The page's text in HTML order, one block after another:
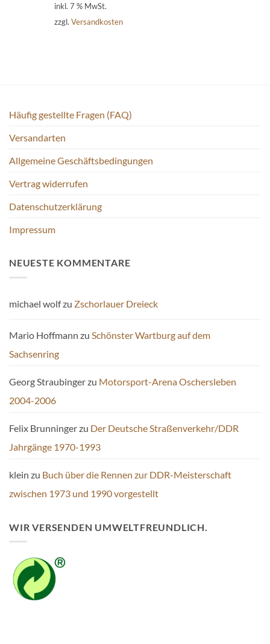
inkl. 7 % MwSt.
zzgl. Versandkosten
Häufig gestellte Fragen (FAQ)
Versandarten
Allgemeine Geschäftsbedingungen
Vertrag widerrufen
Datenschutzerklärung
Impressum
NEUESTE KOMMENTARE
michael wolfzu Zschorlauer Dreieck
Mario Hoffmann zu Schönster Wartburg auf dem
Sachsenring
Georg Straubingerzu Motorsport-Arena Oschersleben
2004-2006
Felix Brunningerzu Der Deutsche Straßenverkehr/DDR
Jahrgänge 1970-1993
klein zu Buch über die Rennen zur DDR-Meisterschaft
zwischen 1973 und 1990 vorgestellt
WIR VERSENDEN UMWELTFREUNDLICH.